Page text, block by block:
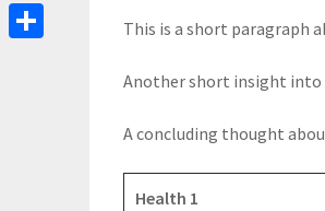
This is a short paragraph
Another short insight into
A concluding thought
Health 1
Odnoklassniki